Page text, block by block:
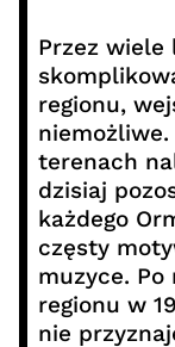
Przez wiele
regionu,
niemożliwe.
terenach
dzisiaj
każdego
częsty
muzyce.
regionu w
nie